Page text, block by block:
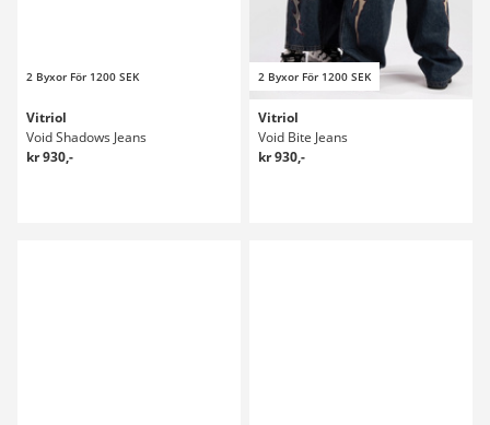
2 Byxor För 1200 SEK
Vitriol
Void Shadows Jeans
kr 930,-
2 Byxor För 1200 SEK
Vitriol
Void Bite Jeans
kr 930,-